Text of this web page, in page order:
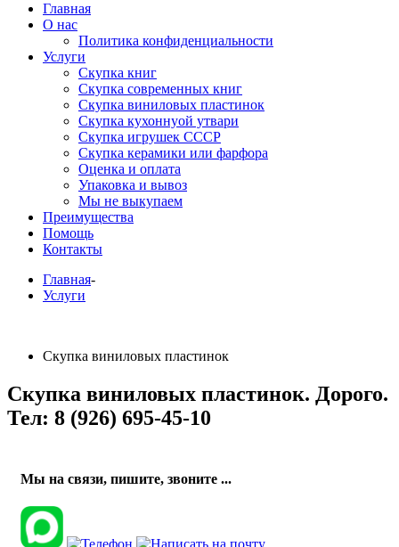
Главная
О нас
Политика конфиденциальности
Услуги
Скупка книг
Скупка современных книг
Скупка виниловых пластинок
Скупка кухоннуой утвари
Скупка игрушек СССР
Скупка керамики или фарфора
Оценка и оплата
Упаковка и вывоз
Мы не выкупаем
Преимущества
Помощь
Контакты
Главная-
Услуги
Скупка виниловых пластинок
Скупка виниловых пластинок. Дорого.
Тел: 8 (926) 695-45-10
Мы на связи, пишите, звоните ...